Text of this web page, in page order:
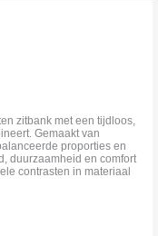
zitbank met een tijdloos,
Gemaakt van
proporties en
duurzaamheid en comfort
contrasten in materiaal